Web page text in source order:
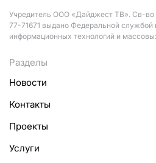
Учредитель ООО «Дайджест ТВ». Св-
77-71671 выдано Федеральной службой
информационных технологий и
Разделы
Новости
Контакты
Проекты
Услуги